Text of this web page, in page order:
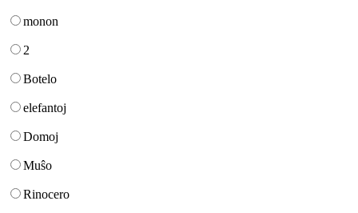
monon
2
Botelo
elefantoj
Domoj
Muŝo
Rinocero